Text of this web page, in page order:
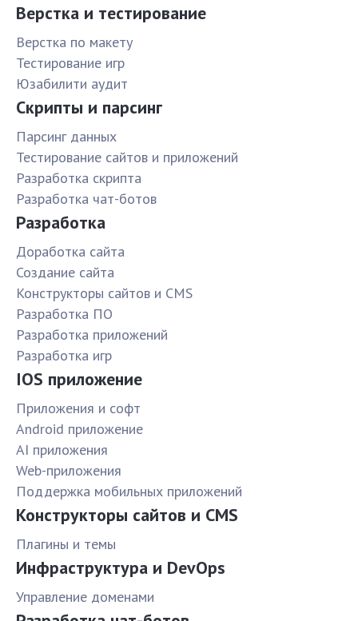
Верстка и тестирование
Верстка по макету
Тестирование игр
Юзабилити аудит
Скрипты и парсинг
Парсинг данных
Тестирование сайтов и приложений
Разработка скрипта
Разработка чат-ботов
Разработка
Доработка сайта
Создание сайта
Конструкторы сайтов и CMS
Разработка ПО
Разработка приложений
Разработка игр
IOS приложение
Приложения и софт
Android приложение
AI приложения
Web-приложения
Поддержка мобильных приложений
Конструкторы сайтов и CMS
Плагины и темы
Инфраструктура и DevOps
Управление доменами